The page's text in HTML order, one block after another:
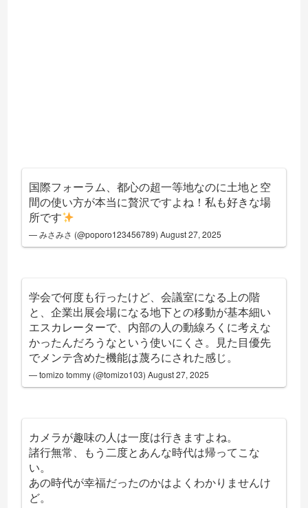
国際フォーラム、都心の超一等地なのに土地と空
間の使い方が本当に贅沢ですよね！私も好きな場
所です
— みさみさ (@poporo123456789)August 27, 2025
学会で何度も行ったけど、会議室になる上の階
と、企業出展会場になる地下との移動が基本細い
エスカレーターで、内部の人の動線ろくに考えな
かったんだろうなという使いにくさ。見た目優先
でメンテ含めた機能は蔑ろにされた感じ。
— tomizo tommy (@tomizo103)August 27, 2025
カメラが趣味の人は一度は行きますよね。
諸行無常、もう二度とあんな時代は帰ってこな
い。
あの時代が幸福だったのかはよくわかりませんけ
ど。